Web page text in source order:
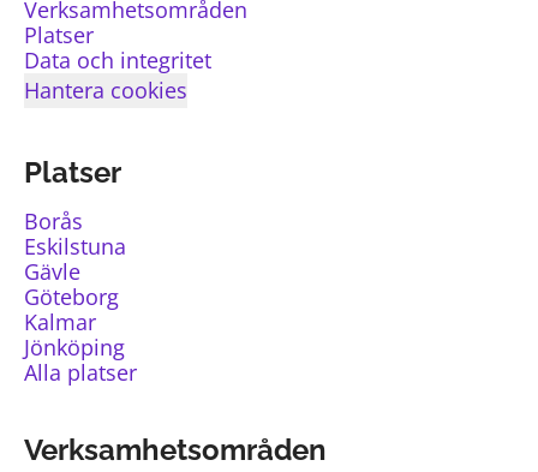
Verksamhetsområden
Platser
Data och integritet
Hantera cookies
Platser
Borås
Eskilstuna
Gävle
Göteborg
Kalmar
Jönköping
Alla platser
Verksamhetsområden